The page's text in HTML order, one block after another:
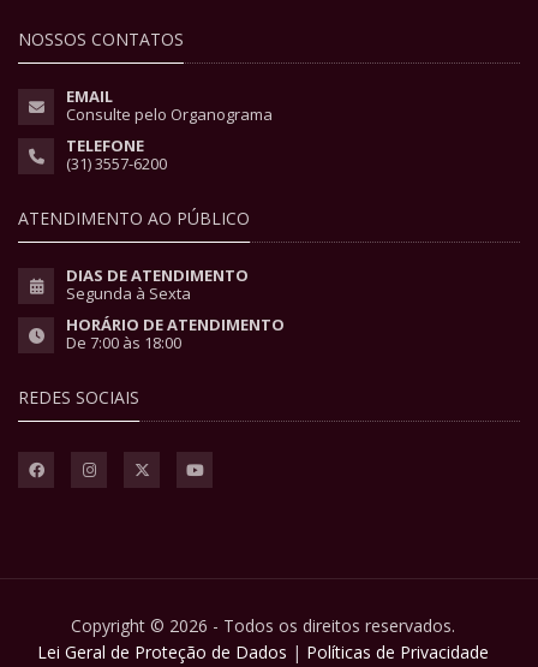
NOSSOS CONTATOS
EMAIL
Consulte pelo Organograma
TELEFONE
(31) 3557-6200
ATENDIMENTO AO PÚBLICO
DIAS DE ATENDIMENTO
Segunda à Sexta
HORÁRIO DE ATENDIMENTO
De 7:00 às 18:00
REDES SOCIAIS
Copyright © 2026 - Todos os direitos reservados.
Lei Geral de Proteção de Dados | Políticas de Privacidade